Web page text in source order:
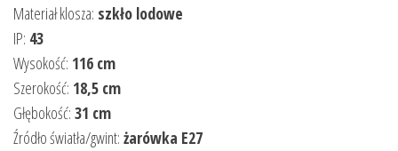
Materiał klosza: szkło lodowe
IP: 43
Wysokość: 116 cm
Szerokość: 18,5 cm
Głębokość: 31 cm
Źródło światła/gwint: żarówka E27